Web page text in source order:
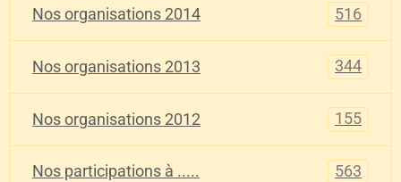
Nos organisations 2014 516
Nos organisations 2013 344
Nos organisations 2012 155
Nos participations à ..... 563